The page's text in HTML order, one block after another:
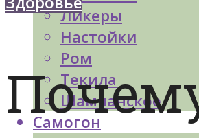
Ликеры
Настойки
Ром
Текила
Шампанское
Самогон